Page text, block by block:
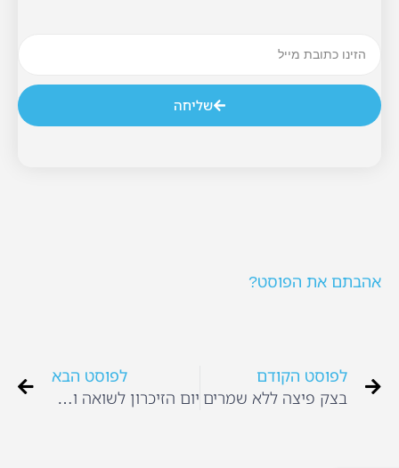
שליחה
אהבתם את הפוסט?
לפוסט הקודם
בצק פיצה ללא שמרים
לפוסט הבא
יום הזיכרון לשואה ולגבורה בגן הילדים